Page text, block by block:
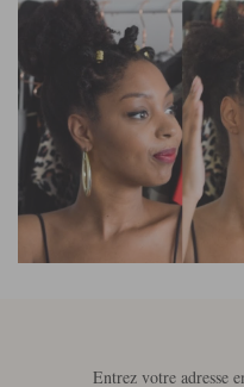
Entrez votre adresse